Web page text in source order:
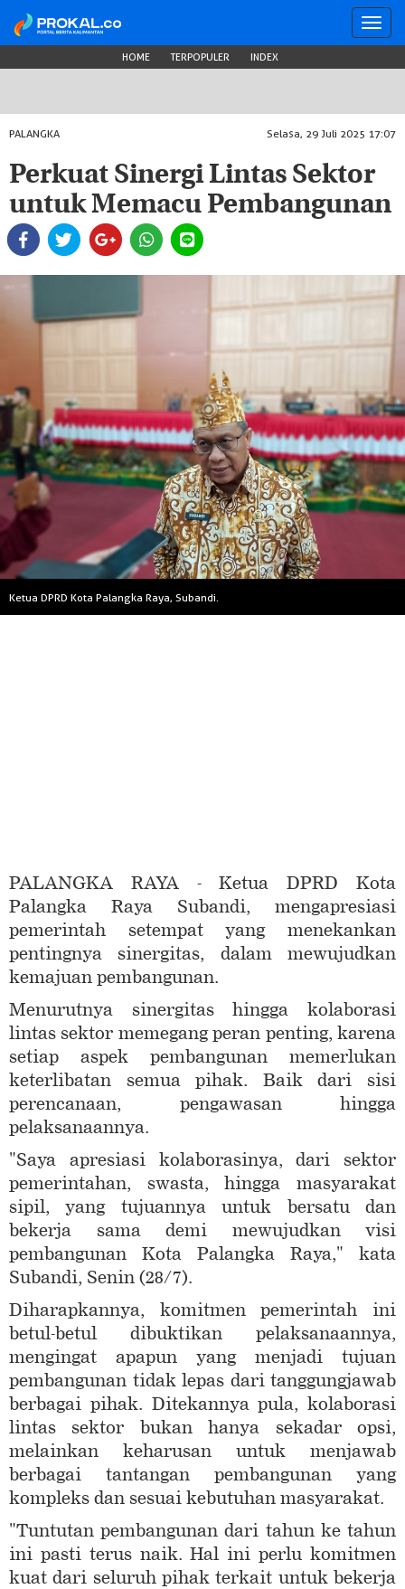
HOME TERPOPULER INDEX
PALANGKA Selasa, 29 Juli 2025 17:07
Perkuat Sinergi Lintas Sektor
untuk Memacu Pembangunan
Ketua DPRD Kota Palangka Raya, Subandi.
PALANGKA RAYA - Ketua DPRD Kota
Palangka Raya Subandi, mengapresiasi
pemerintah setempat yang menekankan
pentingnya sinergitas, dalam mewujudkan
kemajuan pembangunan.
Menurutnya sinergitas hingga kolaborasi
lintas sektor memegang peran penting, karena
setiap aspek pembangunan memerlukan
keterlibatan semua pihak. Baik dari sisi
perencanaan, pengawasan hingga
pelaksanaannya.
"Saya apresiasi kolaborasinya, dari sektor
pemerintahan, swasta, hingga masyarakat
sipil, yang tujuannya untuk bersatu dan
bekerja sama demi mewujudkan visi
pembangunan Kota Palangka Raya," kata
Subandi, Senin (28/7).
Diharapkannya, komitmen pemerintah ini
betul-betul dibuktikan pelaksanaannya,
mengingat apapun yang menjadi tujuan
pembangunan tidak lepas dari tanggungjawab
berbagai pihak. Ditekannya pula, kolaborasi
lintas sektor bukan hanya sekadar opsi,
melainkan keharusan untuk menjawab
berbagai tantangan pembangunan yang
kompleks dan sesuai kebutuhan masyarakat.
"Tuntutan pembangunan dari tahun ke tahun
ini pasti terus naik. Hal ini perlu komitmen
kuat dari seluruh pihak terkait untuk bekerja